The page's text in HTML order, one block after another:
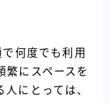
で何度でも利用
繁にスペースを
にとっては、